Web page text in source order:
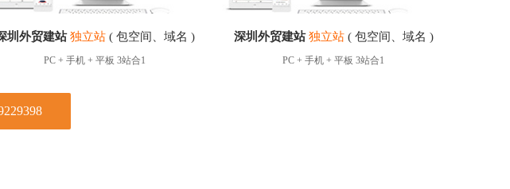
圳外贸建站 独立站( 包空间、域名 )
PC + 手机 + 平板 3站合1
深圳外贸建站 独立站( 包空间、域名 )
PC + 手机 + 平板 3站合1